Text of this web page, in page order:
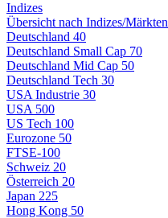
Indizes
Übersicht nach Indizes/Märkten
Deutschland 40
Deutschland Small Cap 70
Deutschland Mid Cap 50
Deutschland Tech 30
USA Industrie 30
USA 500
US Tech 100
Eurozone 50
FTSE-100
Schweiz 20
Österreich 20
Japan 225
Hong Kong 50